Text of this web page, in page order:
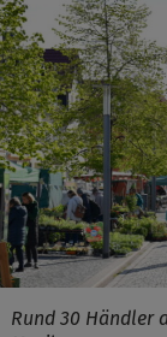
Rund 30 Händler